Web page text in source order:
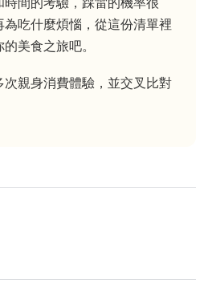
吃什麼煩惱，從這份清單裡
美食之旅吧。
次親身消費體驗，並交叉比對